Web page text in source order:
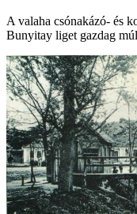
A valaha csónakázó- és
Bunyitay liget gazdag